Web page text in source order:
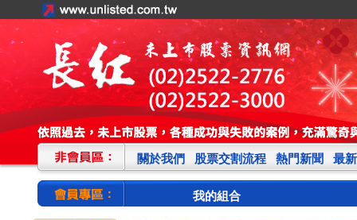
關於我們 股票交割流程 熱門新聞 最
我的組合